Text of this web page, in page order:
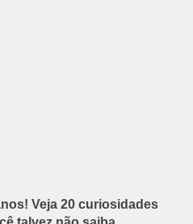
Veja 20 curiosidades